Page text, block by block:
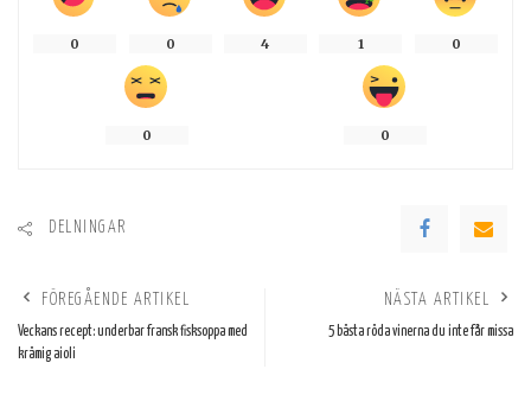
0 0 4 1 0
0 0
DELNINGAR
FÖREGÅENDE ARTIKEL
Veckans recept: underbar fransk fisksoppa med
krämig aioli
NÄSTA ARTIKEL
5 bästa röda vinerna du inte får missa